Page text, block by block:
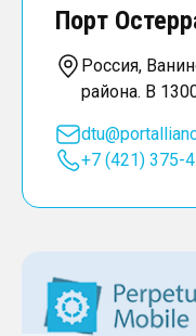
Порт
Россия,
района. В
+7 (421) 375-